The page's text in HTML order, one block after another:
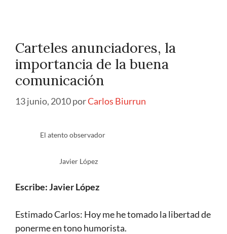
Carteles anunciadores, la
importancia de la buena
comunicación
13 junio, 2010porCarlos Biurrun
El atento observador
Javier López
Escribe: Javier López
Estimado Carlos: Hoy me he tomado la libertad de
ponerme en tono humorista.